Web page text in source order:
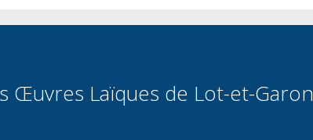
Œuvres Laïques de Lot-et-